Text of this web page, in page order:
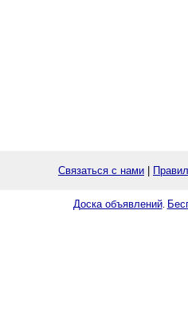
Связаться с нами
Доска объявлений.